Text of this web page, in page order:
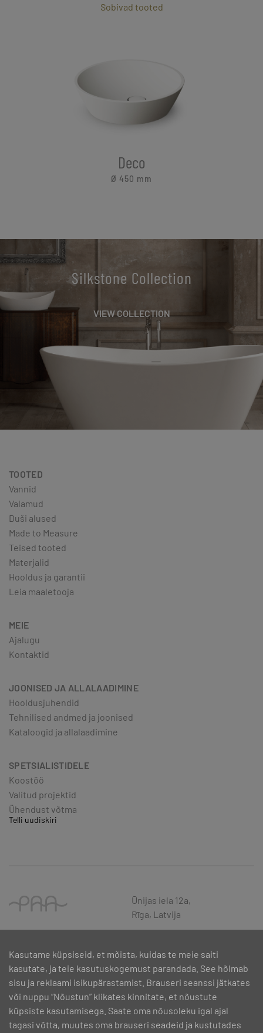
Sobivad tooted
Deco
Ø 450 mm
Silkstone Collection
VIEW COLLECTION
TOOTED
Vannid
Valamud
Duši alused
Made to Measure
Teised tooted
Materjalid
Hooldus ja garantii
Leia maaletooja
MEIE
Ajalugu
Kontaktid
JOONISED JA ALLALAADIMINE
Hooldusjuhendid
Tehnilised andmed ja joonised
Kataloogid ja allalaadimine
SPETSIALISTIDELE
Koostöö
Valitud projektid
Ühendust võtma
Telli uudiskiri
Ūnijas iela 12a,
Rīga, Latvija
Kasutame küpsiseid, et mõista, kuidas te meie saiti
kasutate, ja teie kasutuskogemust parandada. See hõlmab
sisu ja reklaami isikupärastamist. Brauseri seanssi jätkates
või nuppu “Nõustun” klikates kinnitate, et nõustute
küpsiste kasutamisega. Saate oma nõusoleku igal ajal
tagasi võtta, muutes oma brauseri seadeid ja kustutades